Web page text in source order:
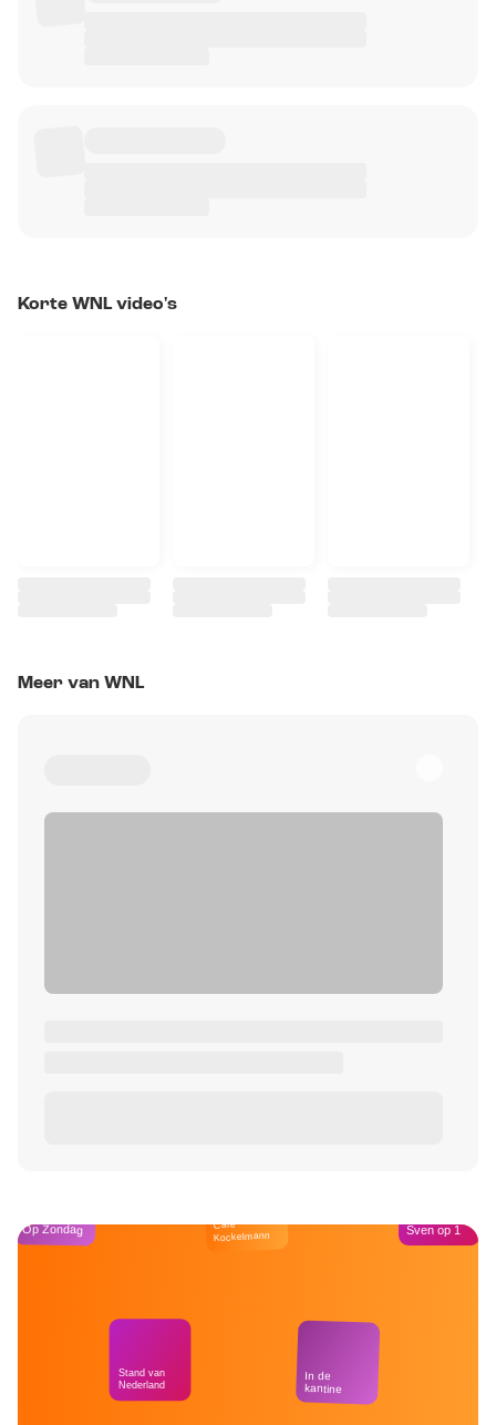
Korte WNL video's
Meer van WNL
Op Zondag
Stand van
Nederland
Café
Kockelmann
In de
kantine
Sven op 1